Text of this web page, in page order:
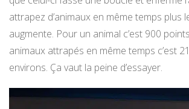
attrapez d’animaux en même temps plus
augmente. Pour un animal c’est 900
animaux attrapés en même temps c’est
environs. Ça vaut la peine d’essayer.